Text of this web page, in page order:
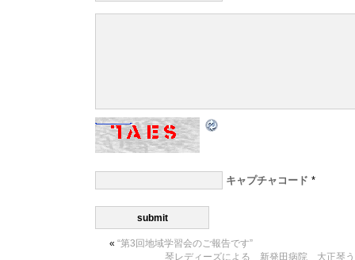
キャプチャコード *
« “第3回地域学習会のご報告です”
琴レディーズによる 新発田病院 大正琴う